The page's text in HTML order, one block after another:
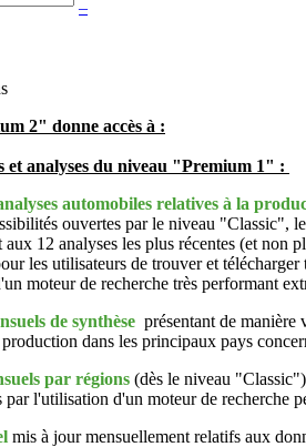
–
2" donne accès à :
et analyses du niveau "Premium 1" :
automobiles relatives à la
ouvertes par le niveau "Classic",
12 analyses les plus récentes (et non
utilisateurs de trouver et télécharger
moteur de recherche très performant
de synthèse présentant de manière
dans les principaux pays
par régions (dès le niveau
par l'utilisation d'un moteur de recherche
mis à jour mensuellement relatifs aux